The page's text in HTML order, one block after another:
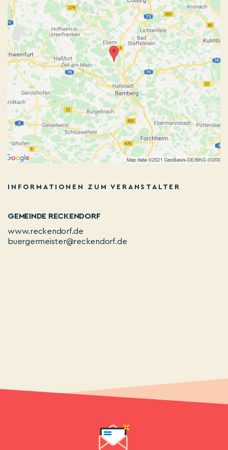
INFORMATIONEN ZUM VERANSTALTER
GEMEINDE RECKENDORF
www.reckendorf.de
buergermeister@reckendorf.de